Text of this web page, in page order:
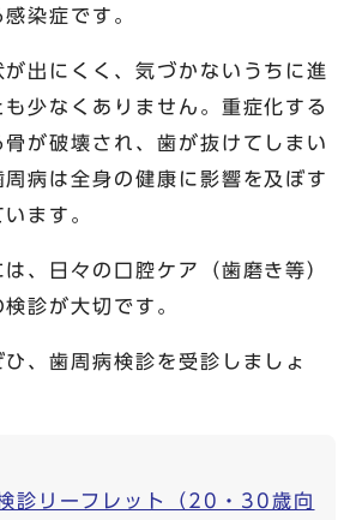
染症です。
出にくく、気づかないうちに進
少なくありません。重症化する
骨が破壊され、歯が抜けてしまい
病は全身の健康に影響を及ぼす
ます。
、日々の口腔ケア（歯磨き等）
診が大切です。
ひ、歯周病検診を受診しましょ
診リーフレット（20・30歳向